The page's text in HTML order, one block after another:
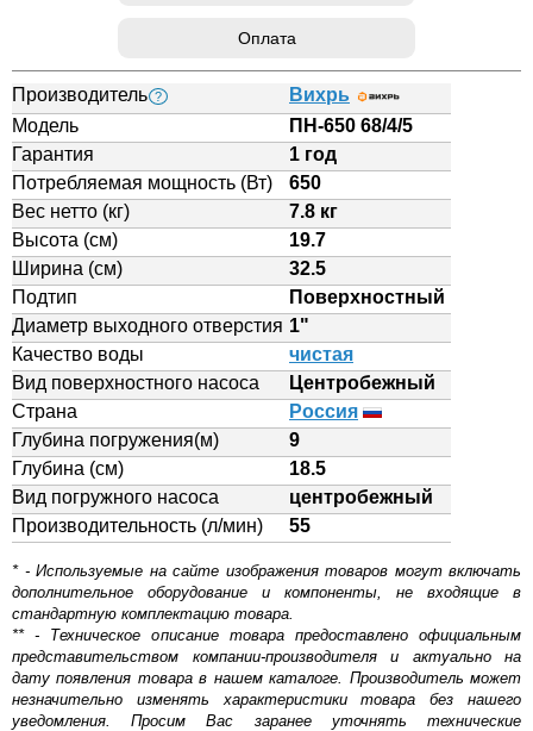
Оплата
Производитель ?
Вихрь
Модель
ПН-650 68/4/5
Гарантия
1 год
Потребляемая мощность (Вт)
650
Вес нетто (кг)
7.8 кг
Высота (см)
19.7
Ширина (см)
32.5
Подтип
Поверхностный
Диаметр выходного отверстия 1"
Качество воды
чистая
Вид поверхностного насоса
Центробежный
Страна
Россия
Глубина погружения(м)
9
Глубина (см)
18.5
Вид погружного насоса
центробежный
Производительность (л/мин)
55
* - Используемые на сайте изображения товаров могут включать
дополнительное оборудование и компоненты, не входящие в
стандартную комплектацию товара.
** - Техническое описание товара предоставлено официальным
представительством компании-производителя и актуально на
дату появления товара в нашем каталоге. Производитель может
незначительно изменять характеристики товара без нашего
уведомления. Просим Вас заранее уточнять технические